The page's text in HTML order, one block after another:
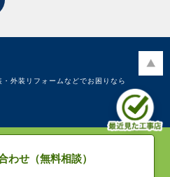
外装リフォームなどでお困りなら
わせ（無料相談）